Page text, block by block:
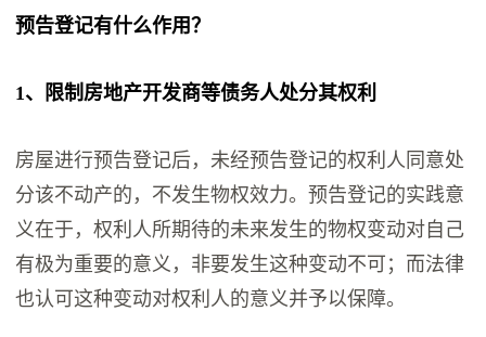
预告登记有什么作用？
1、限制房地产开发商等债务人处分其权利
房屋进行预告登记后，未经预告登记的权利人同意处
分该不动产的，不发生物权效力。预告登记的实践意
义在于，权利人所期待的未来发生的物权变动对自己
有极为重要的意义，非要发生这种变动不可；而法律
也认可这种变动对权利人的意义并予以保障。